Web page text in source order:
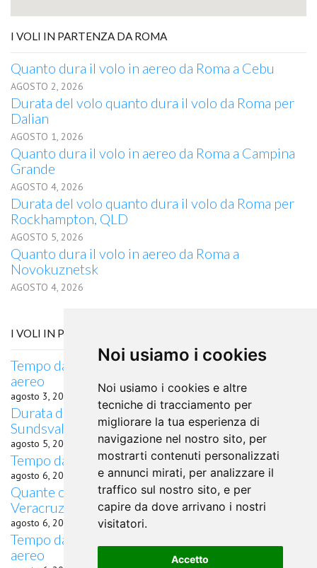
Noi usiamo i cookies
Noi usiamo i cookies e altre
tecniche di tracciamento per
migliorare la tua esperienza di
navigazione nel nostro sito, per
mostrarti contenuti personalizzati
e annunci mirati, per analizzare il
traffico sul nostro sito, e per
capire da dove arrivano i nostri
visitatori.
Accetto
I VOLI IN PARTENZA DA ROMA
Quanto dura il volo in aereo da Roma a Cebu
AGOSTO 2, 2026
Durata del volo quanto dura il volo da Roma per
Dalian
AGOSTO 1, 2026
Quanto dura il volo in aereo da Roma a Campina
Grande
AGOSTO 4, 2026
Durata del volo quanto dura il volo da Roma per
Rockhampton, QLD
AGOSTO 5, 2026
Quanto dura il volo in aereo da Roma a
Novokuznetsk
AGOSTO 4, 2026
I VOLI IN PARTENZA DA MINATITLAN, VERACRUZ
Tempo da Minatitlan, Veracruz a Dourados in
aereo
agosto 3, 2026
Durata del volo da Minatitlan, Veracruz per
Sundsvall
agosto 5, 2026
Tempo da Minatitlan, Veracruz a Goa in aereo
agosto 6, 2026
Quante ore di volo occorrono da Minatitlan,
Veracruz a Danzica?
agosto 6, 2026
Tempo da Minatitlan, Veracruz a Zhukovsky in
aereo